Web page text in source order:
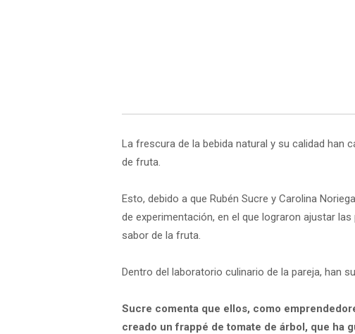
La frescura de la bebida natural y su calidad han
de fruta.
Esto, debido a que Rubén Sucre y Carolina
de experimentación, en el que lograron ajustar
sabor de la fruta.
Dentro del laboratorio culinario de la pareja, han
Sucre comenta que ellos, como
creado un frappé de tomate de árbol, que ha